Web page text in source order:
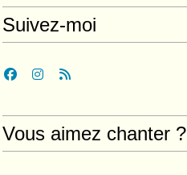
Suivez-moi
Vous aimez chanter ?